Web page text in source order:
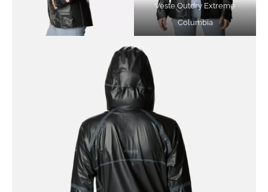
Veste Outdry Extreme
Columbia